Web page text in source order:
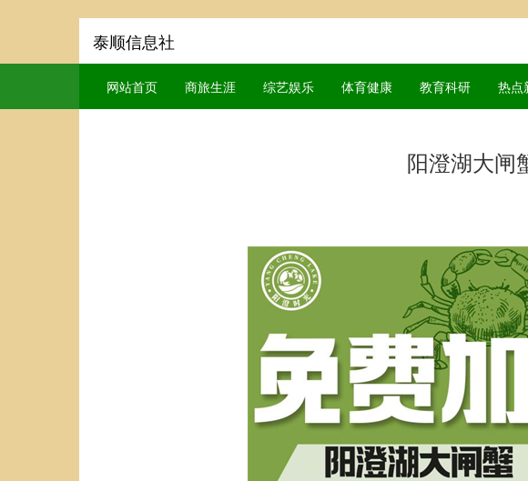
泰顺信息社
网站首页 商旅生涯 综艺娱乐 体育健康 教育科研 热点
阳澄湖大闸